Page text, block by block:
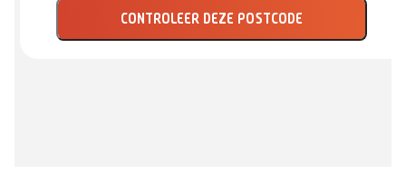
CONTROLEER DEZE POSTCODE